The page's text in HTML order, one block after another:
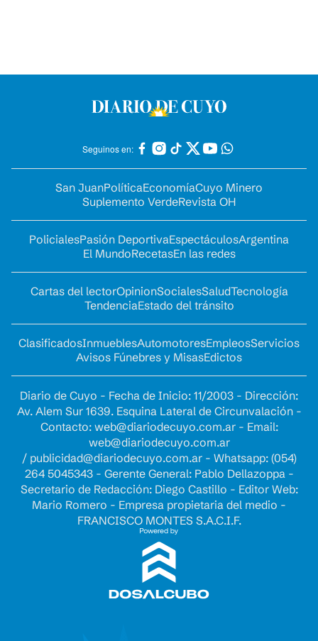
Seguinos en:
San JuanPolíticaEconomíaCuyo Minero
Suplemento VerdeRevista OH
PolicialesPasión DeportivaEspectáculosArgentina
El MundoRecetasEn las redes
Cartas del lectorOpinionSocialesSaludTecnología
TendenciaEstado del tránsito
ClasificadosInmueblesAutomotoresEmpleosServicios
Avisos Fúnebres y MisasEdictos
Diario de Cuyo - Fecha de Inicio: 11/2003 - Dirección:
Av. Alem Sur 1639. Esquina Lateral de Circunvalación -
Contacto: web@diariodecuyo.com.ar- Email:
web@diariodecuyo.com.ar
/ publicidad@diariodecuyo.com.ar- Whatsapp: (054)
264 5045343 - Gerente General: Pablo Dellazoppa -
Secretario de Redacción: Diego Castillo - Editor Web:
Mario Romero - Empresa propietaria del medio -
FRANCISCO MONTES S.A.C.I.F.